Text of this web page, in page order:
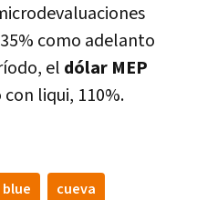
como adelanto
el dólar MEP
liqui, 110%.
blue cueva